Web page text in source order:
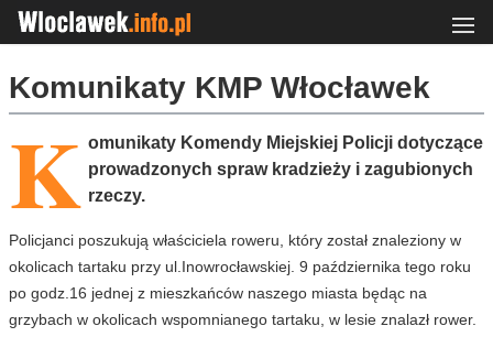
Komunikaty KMP Włocławek
K omunikaty Komendy Miejskiej Policji dotyczące
prowadzonych spraw kradzieży i zagubionych
rzeczy.
Policjanci poszukują właściciela roweru, który został znaleziony w
okolicach tartaku przy ul.Inowrocławskiej. 9 października tego roku
po godz.16 jednej z mieszkańców naszego miasta będąc na
grzybach w okolicach wspomnianego tartaku, w lesie znalazł rower.